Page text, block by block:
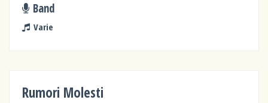
Band
Varie
Rumori Molesti